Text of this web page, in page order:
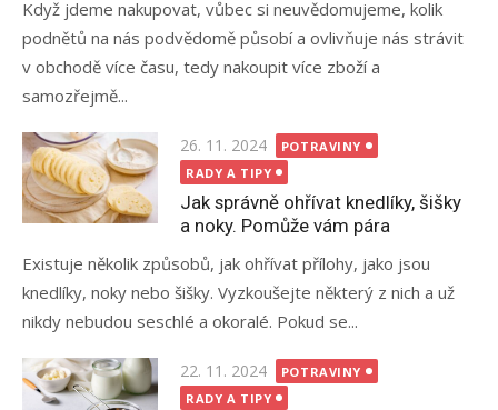
Když jdeme nakupovat, vůbec si neuvědomujeme, kolik
podnětů na nás podvědomě působí a ovlivňuje nás strávit
v obchodě více času, tedy nakoupit více zboží a
samozřejmě...
Posted
on
26. 11. 2024
POTRAVINY
RADY A TIPY
Jak správně ohřívat knedlíky, šišky
a noky. Pomůže vám pára
Existuje několik způsobů, jak ohřívat přílohy, jako jsou
knedlíky, noky nebo šišky. Vyzkoušejte některý z nich a už
nikdy nebudou seschlé a okoralé. Pokud se...
Posted
on
22. 11. 2024
POTRAVINY
RADY A TIPY